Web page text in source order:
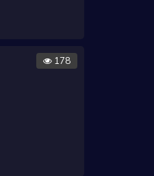
178